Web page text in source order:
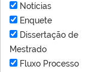
Notícias
Enquete
Dissertação de
Mestrado
Fluxo Processo